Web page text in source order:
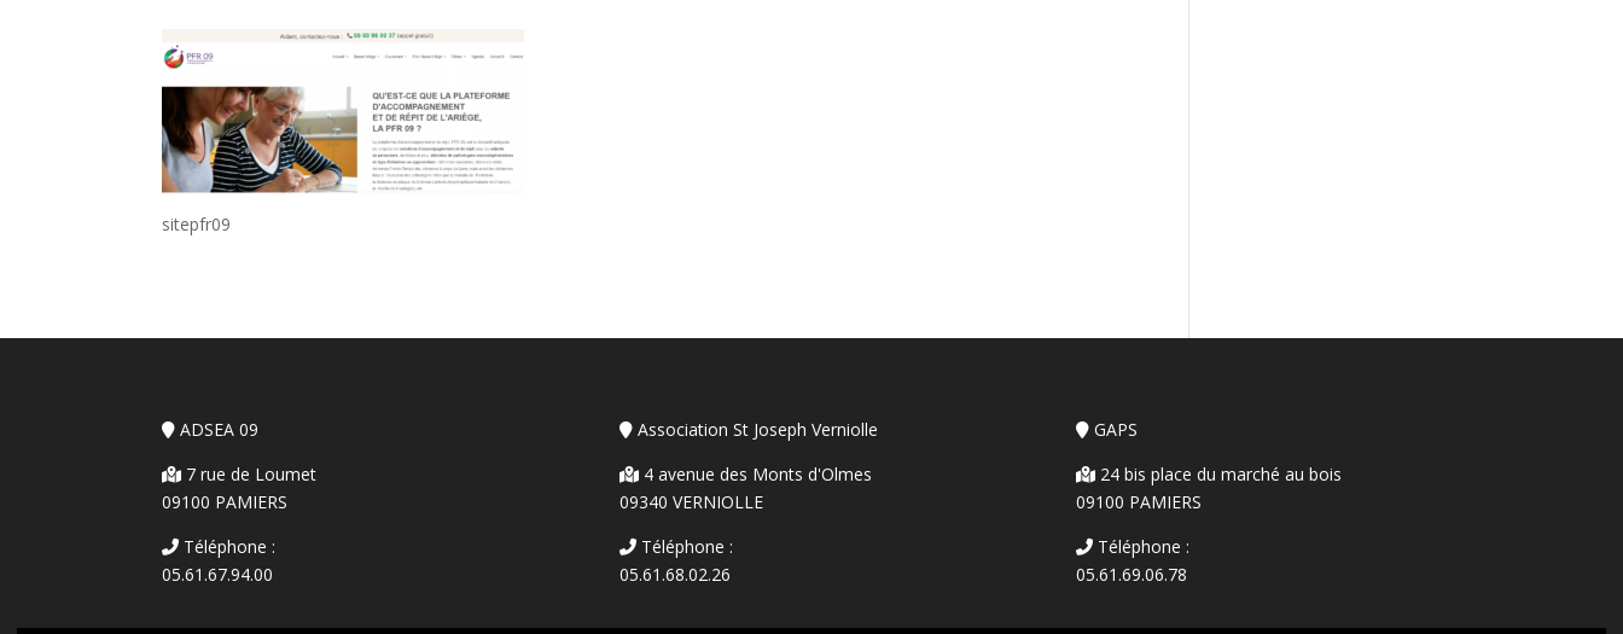
sitepfr09
ADSEA 09
7 rue de Loumet
09100 PAMIERS
Téléphone :
05.61.67.94.00
Association St Joseph Verniolle
4 avenue des Monts d'Olmes
09340 VERNIOLLE
Téléphone :
05.61.68.02.26
GAPS
24 bis place du marché au bois
09100 PAMIERS
Téléphone :
05.61.69.06.78